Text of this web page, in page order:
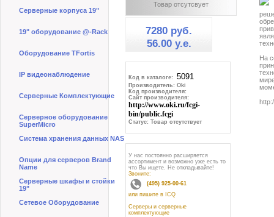
Серверные корпуса 19"
19" оборудование @-Rack
Оборудование TFortis
IP видеонаблюдение
Серверные Комплектующие
Серверное оборудование
SuperMicro
Система хранения данных NAS
Опции для серверов Brand
Name
Серверные шкафы и стойки
19"
Сетевое Оборудование
Товар отсутсвует
7280 руб.
56.00 y.e.
Код в каталоге:
Производитель: Oki
Код производителя:
Сайт производителя:
http://www.oki.ru/fcgi-
bin/public.fcgi
Статус: Товар отсутствует
У нас постоянно расширяется
ассортимент и возможно уже есть то
что Вы ищете. Не откладывайте!
Звоните:
(495) 925-00-61
или пишите в ICQ
Серверы и серверные
комплектующие
На